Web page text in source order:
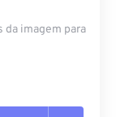
da imagem para